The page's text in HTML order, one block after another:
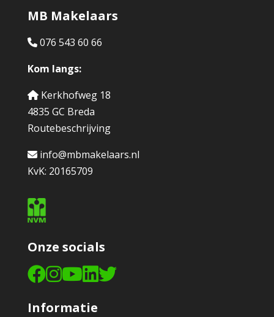
MB Makelaars
076 543 60 66
Kom langs:
Kerkhofweg 18
4835 GC Breda
Routebeschrijving
info@mbmakelaars.nl
KvK: 20165709
Onze socials
Informatie